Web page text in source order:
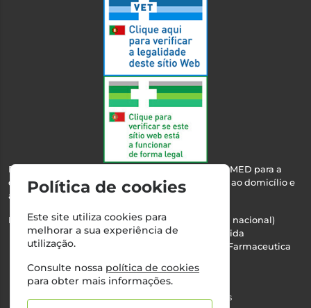
Esta farmácia encontra-se autorizada pelo INFARMED para a
dispensa de medicamentos e produtos de saúde ao domicílio e
através da internet.
Nº Infarmed: 21 798 7100 (chamada para rede fixa nacional)
Direção Técnica:Maria Teresa Almeida
NIPC:510103669 | Teresa Almeida - Sociedade Farmaceutica
Alvará nº:2994
©2026 Todos os direitos reservados
Política de cookies
Este site utiliza cookies para
melhorar a sua experiência de
utilização.
Consulte nossa política de cookies
para obter mais informações.